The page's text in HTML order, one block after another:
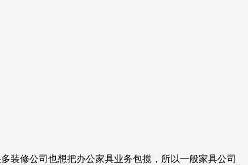
装修公司也想把办公家具业务包揽，所以一般家具公司